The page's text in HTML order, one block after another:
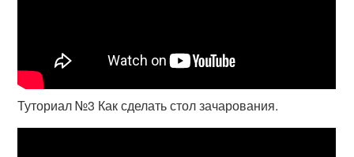
Туториал №3 Как сделать стол зачарования.